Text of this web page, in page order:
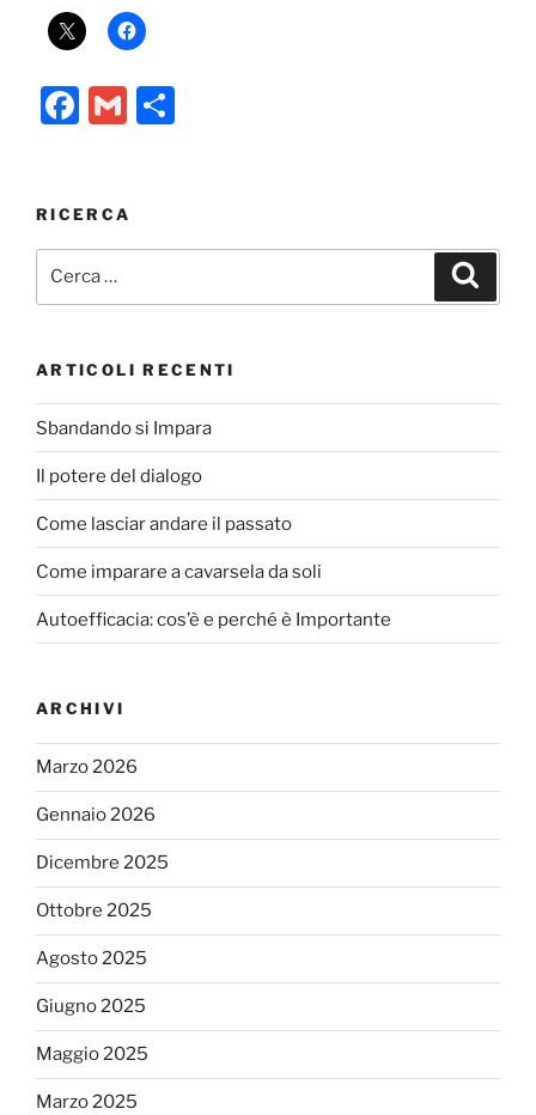
F
e
b
o
k
G
l
vi
di
RICERCA
ARTICOLI RECENTI
Sbandando si Impara
Il potere del dialogo
Come lasciar andare il passato
Come imparare a cavarsela da soli
Autoefficacia: cos’è e perché è Importante
ARCHIVI
Marzo 2026
Gennaio 2026
Dicembre 2025
Ottobre 2025
Agosto 2025
Giugno 2025
Maggio 2025
Marzo 2025